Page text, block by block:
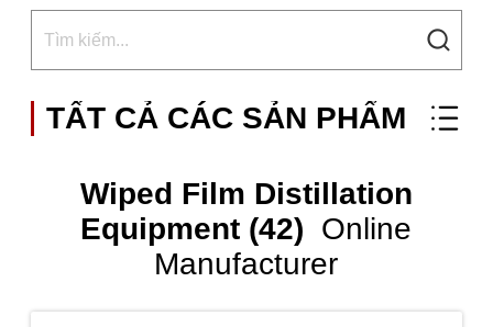
TẤT CẢ CÁC SẢN PHẨM
Wiped Film Distillation
Equipment (42) Online
Manufacturer